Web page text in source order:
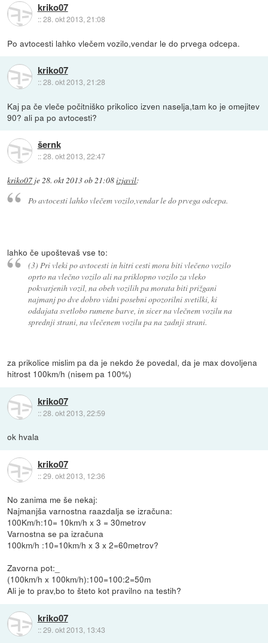
kriko07
::28. okt 2013, 21:08
Po avtocesti lahko vlečem vozilo,vendar le do prvega odcepa.
kriko07
::28. okt 2013, 21:28
Kaj pa če vleče počitniško prikolico izven naselja,tam ko je omejitev
90? ali pa po avtocesti?
šernk
::28. okt 2013, 22:47
kriko07 je28. okt 2013 ob 21:08izjavil:
Po avtocesti lahko vlečem vozilo,vendar le do prvega odcepa.
lahko če upoštevaš vse to:
(3) Pri vleki po avtocesti in hitri cesti mora biti vlečeno vozilo
oprto na vlečno vozilo ali na priklopno vozilo za vleko
pokvarjenih vozil, na obeh vozilih pa morata biti prižgani
najmanj po dve dobro vidni posebni opozorilni svetilki, ki
oddajata svetlobo rumene barve, in sicer na vlečnem vozilu na
sprednji strani, na vlečenem vozilu pa na zadnji strani.
za prikolice mislim pa da je nekdo že povedal, da je max dovoljena
hitrost 100km/h (nisem pa 100%)
kriko07
::28. okt 2013, 22:59
ok hvala
kriko07
::29. okt 2013, 12:36
No zanima me še nekaj:
Najmanjša varnostna raazdalja se izračuna:
100Km/h:10= 10km/h x 3 = 30metrov
Varnostna se pa izračuna
100km/h :10=10km/h x 3 x 2=60metrov?
Zavorna pot:_
(100km/h x 100km/h):100=100:2=50m
Ali je to prav,bo to šteto kot pravilno na testih?
kriko07
::29. okt 2013, 13:43